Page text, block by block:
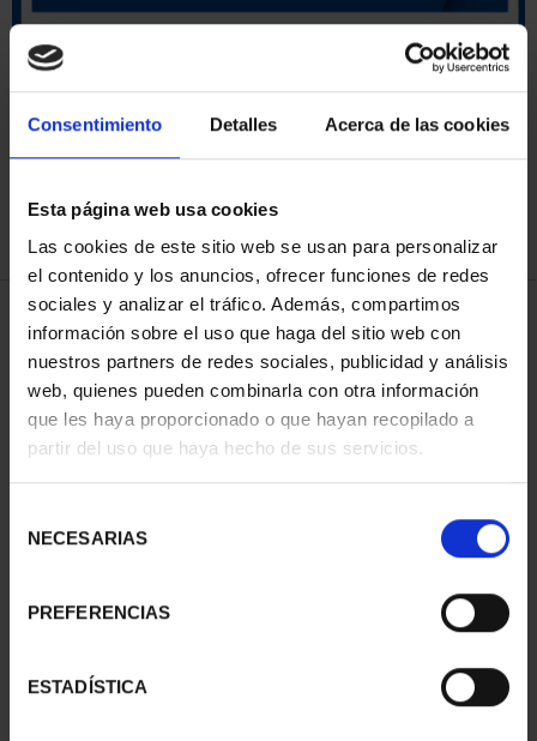
Consentimiento Detalles Acerca de las cookies
Esta página web usa cookies
Las cookies de este sitio web se usan para personalizar
el contenido y los anuncios, ofrecer funciones de redes
sociales y analizar el tráfico. Además, compartimos
información sobre el uso que haga del sitio web con
nuestros partners de redes sociales, publicidad y análisis
web, quienes pueden combinarla con otra información
que les haya proporcionado o que hayan recopilado a
partir del uso que haya hecho de sus servicios.
NECESARIAS
PREFERENCIAS
ESTADÍSTICA
REFINAR
4 Productos encontrados
PROVINCIA 1
SUSCRIPCIÓN
CAPITALES DE
PROVINCIA 2